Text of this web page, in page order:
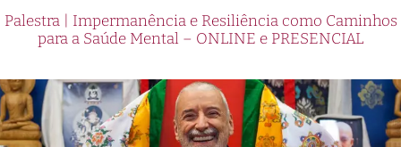
Palestra | Impermanência e Resiliência como Caminhos
para a Saúde Mental – ONLINE e PRESENCIAL